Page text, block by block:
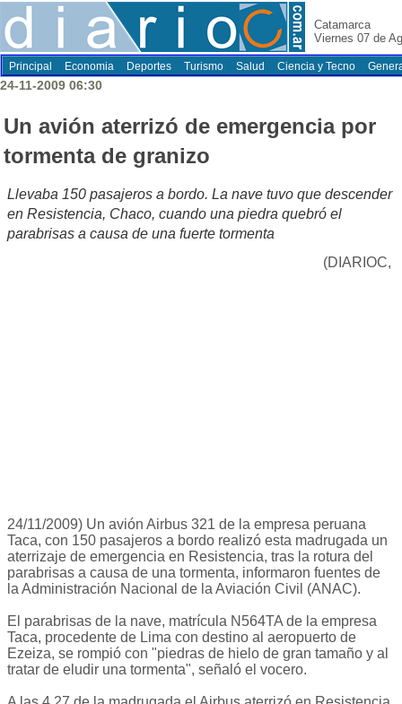
Catamarca
Viernes 07 de
Principal Economia Deportes Turismo Salud Ciencia y Tecno
24-11-2009 06:30
Un avión aterrizó de emergencia por
tormenta de granizo
Llevaba 150 pasajeros a bordo. La nave tuvo que descender
en Resistencia, Chaco, cuando una piedra quebró el
parabrisas a causa de una fuerte tormenta
(DIARIOC,
24/11/2009) Un avión Airbus 321 de la empresa peruana
Taca, con 150 pasajeros a bordo realizó esta madrugada un
aterrizaje de emergencia en Resistencia, tras la rotura del
parabrisas a causa de una tormenta, informaron fuentes de
la Administración Nacional de la Aviación Civil (ANAC).
El parabrisas de la nave, matrícula N564TA de la empresa
Taca, procedente de Lima con destino al aeropuerto de
Ezeiza, se rompió con "piedras de hielo de gran tamaño y al
tratar de eludir una tormenta", señaló el vocero.